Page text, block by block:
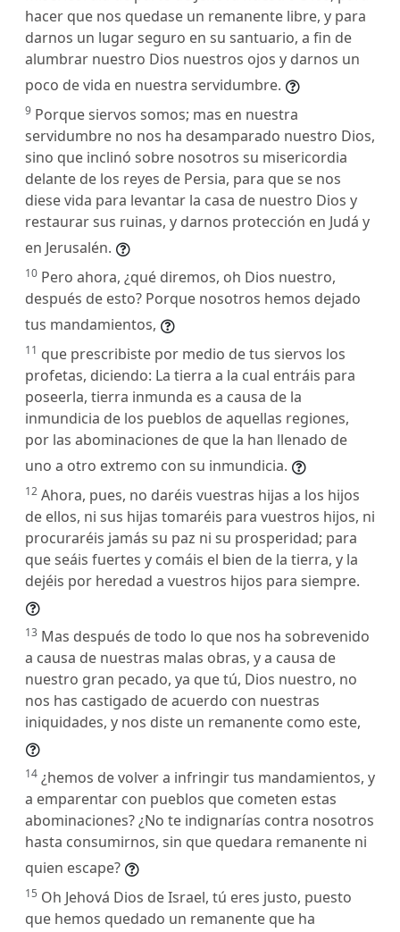
hacer que nos quedase un remanente libre, y para
darnos un lugar seguro en su santuario, a fin de
alumbrar nuestro Dios nuestros ojos y darnos un
poco de vida en nuestra servidumbre.
9 Porque siervos somos; mas en nuestra
servidumbre no nos ha desamparado nuestro Dios,
sino que inclinó sobre nosotros su misericordia
delante de los reyes de Persia, para que se nos
diese vida para levantar la casa de nuestro Dios y
restaurar sus ruinas, y darnos protección en Judá y
en Jerusalén.
10 Pero ahora, ¿qué diremos, oh Dios nuestro,
después de esto? Porque nosotros hemos dejado
tus mandamientos,
11 que prescribiste por medio de tus siervos los
profetas, diciendo: La tierra a la cual entráis para
poseerla, tierra inmunda es a causa de la
inmundicia de los pueblos de aquellas regiones,
por las abominaciones de que la han llenado de
uno a otro extremo con su inmundicia.
12 Ahora, pues, no daréis vuestras hijas a los hijos
de ellos, ni sus hijas tomaréis para vuestros hijos, ni
procuraréis jamás su paz ni su prosperidad; para
que seáis fuertes y comáis el bien de la tierra, y la
dejéis por heredad a vuestros hijos para siempre.
13 Mas después de todo lo que nos ha sobrevenido
a causa de nuestras malas obras, y a causa de
nuestro gran pecado, ya que tú, Dios nuestro, no
nos has castigado de acuerdo con nuestras
iniquidades, y nos diste un remanente como este,
14 ¿hemos de volver a infringir tus mandamientos, y
a emparentar con pueblos que cometen estas
abominaciones? ¿No te indignarías contra nosotros
hasta consumirnos, sin que quedara remanente ni
quien escape?
15 Oh Jehová Dios de Israel, tú eres justo, puesto
que hemos quedado un remanente que ha